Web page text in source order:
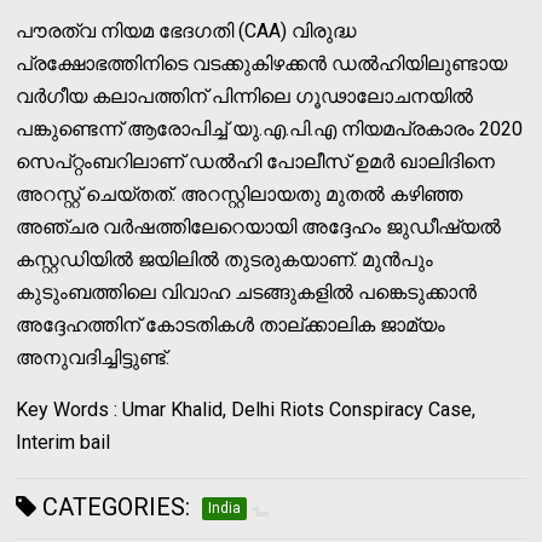
പൗരത്വ നിയമ ഭേദഗതി (CAA) വിരുദ്ധ
പ്രക്ഷോഭത്തിനിടെ വടക്കുകിഴക്കൻ ഡൽഹിയിലുണ്ടായ
വർഗീയ കലാപത്തിന് പിന്നിലെ ഗൂഢാലോചനയിൽ
പങ്കുണ്ടെന്ന് ആരോപിച്ച് യു.എ.പി.എ നിയമപ്രകാരം 2020
സെപ്റ്റംബറിലാണ് ഡൽഹി പോലീസ് ഉമർ ഖാലിദിനെ
അറസ്റ്റ് ചെയ്തത്. അറസ്റ്റിലായതു മുതൽ കഴിഞ്ഞ
അഞ്ചര വർഷത്തിലേറെയായി അദ്ദേഹം ജുഡീഷ്യൽ
കസ്റ്റഡിയിൽ ജയിലിൽ തുടരുകയാണ്. മുൻപും
കുടുംബത്തിലെ വിവാഹ ചടങ്ങുകളിൽ പങ്കെടുക്കാൻ
അദ്ദേഹത്തിന് കോടതികൾ താല്ക്കാലിക ജാമ്യം
അനുവദിച്ചിട്ടുണ്ട്.
Key Words : Umar Khalid, Delhi Riots Conspiracy Case,
Interim bail
CATEGORIES: India